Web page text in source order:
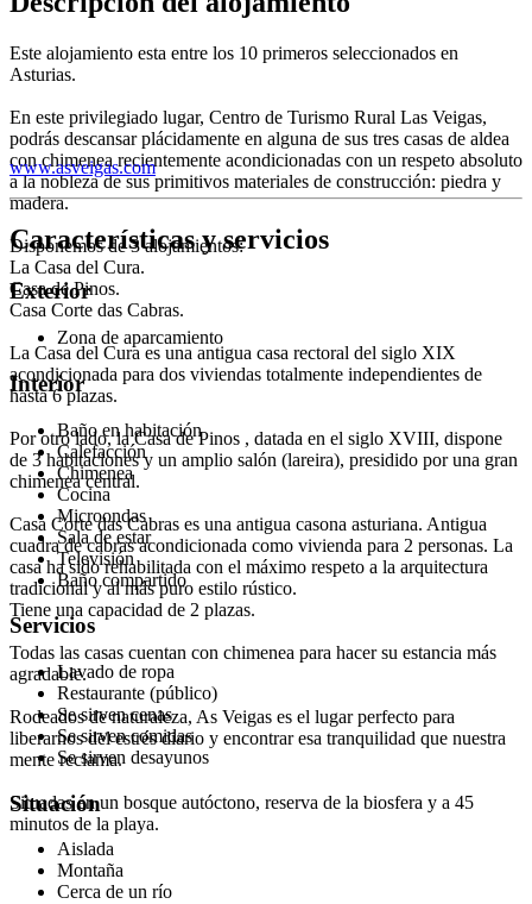
Este alojamiento esta entre los 10 primeros seleccionados en
Asturias.
En este privilegiado lugar, Centro de Turismo Rural Las Veigas,
podrás descansar plácidamente en alguna de sus tres casas de aldea
con chimenea recientemente acondicionadas con un respeto absoluto
a la nobleza de sus primitivos materiales de construcción: piedra y
madera.
Disponemos de 3 alojamientos:
La Casa del Cura.
Casa de Pinos.
Casa Corte das Cabras.
La Casa del Cura es una antigua casa rectoral del siglo XIX
acondicionada para dos viviendas totalmente independientes de
hasta 6 plazas.
Por otro lado, la Casa de Pinos , datada en el siglo XVIII, dispone
de 3 habitaciones y un amplio salón (lareira), presidido por una gran
chimenea central.
Casa Corte das Cabras es una antigua casona asturiana. Antigua
cuadra de cabras acondicionada como vivienda para 2 personas. La
casa ha sido rehabilitada con el máximo respeto a la arquitectura
tradicional y al más puro estilo rústico.
Tiene una capacidad de 2 plazas.
Todas las casas cuentan con chimenea para hacer su estancia más
agradable.
Rodeados de naturaleza, As Veigas es el lugar perfecto para
liberarnos del estrés diario y encontrar esa tranquilidad que nuestra
mente reclama.
Situadas en un bosque autóctono, reserva de la biosfera y a 45
minutos de la playa.
www.asveigas.com
Características y servicios
Exterior
Zona de aparcamiento
Interior
Baño en habitación
Calefacción
Chimenea
Cocina
Microondas
Sala de estar
Televisión
Baño compartido
Servicios
Lavado de ropa
Restaurante (público)
Se sirven cenas
Se sirven comidas
Se sirven desayunos
Situación
Aislada
Montaña
Cerca de un río